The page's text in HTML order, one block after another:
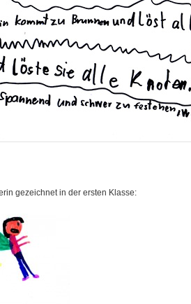
gezeichnet in der ersten Klasse: